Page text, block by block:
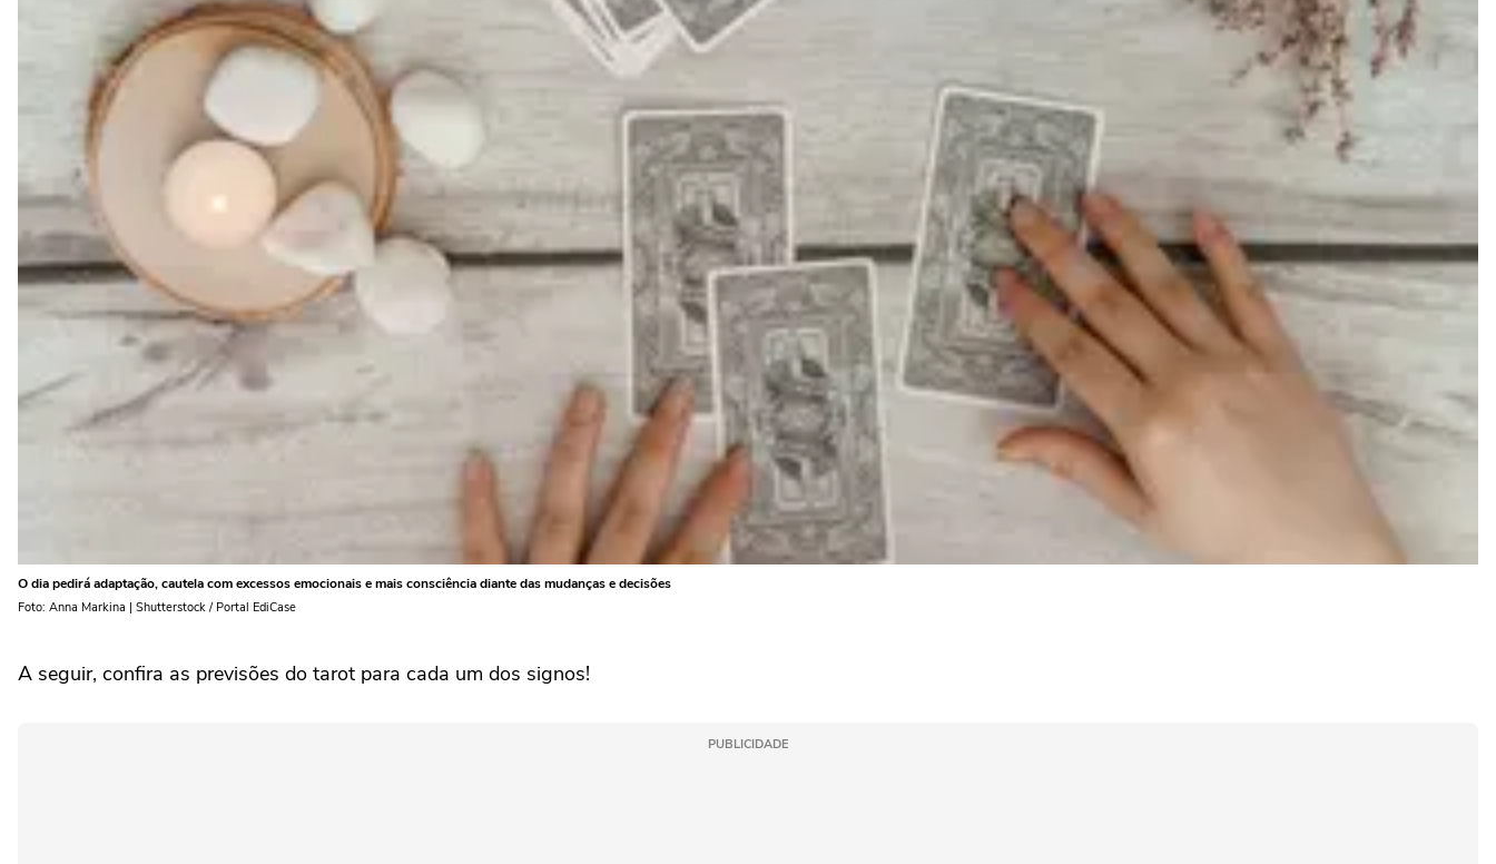
O dia pedirá adaptação, cautela com excessos emocionais e mais consciência diante das mudanças e decisões
Foto: Anna Markina | Shutterstock / Portal EdiCase
A seguir, confira as previsões do tarot para cada um dos signos!
PUBLICIDADE